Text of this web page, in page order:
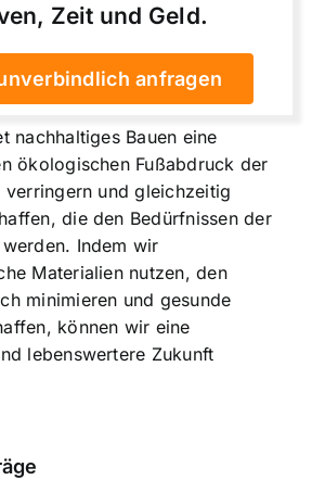
Zeit und Geld.
anfragen
nachhaltiges Bauen eine
ökologischen Fußabdruck der
verringern und gleichzeitig
die den Bedürfnissen der
Indem wir
Materialien nutzen, den
minimieren und gesunde
können wir eine
lebenswertere Zukunft